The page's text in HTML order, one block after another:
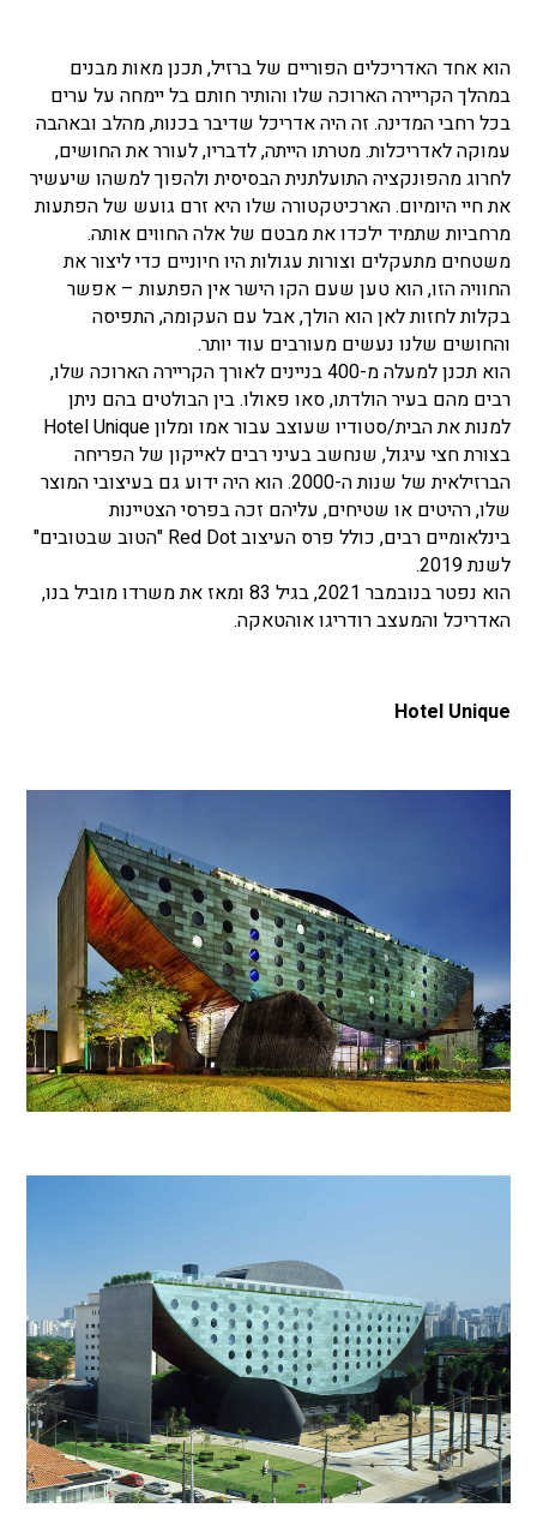
הוא אחד האדריכלים הפוריים של ברזיל, תכנן מאות מבנים
במהלך הקריירה הארוכה שלו והותיר חותם בל יימחה על ערים
בכל רחבי המדינה. זה היה ​​אדריכל שדיבר בכנות, מהלב ובאהבה
עמוקה לאדריכלות. מטרתו הייתה, לדבריו, לעורר את החושים,
לחרוג מהפונקציה התועלתנית הבסיסית ולהפוך למשהו שיעשיר
את חיי היומיום. הארכיטקטורה שלו היא זרם גועש של הפתעות
מרחביות שתמיד ילכדו את מבטם של אלה החווים אותה.
משטחים מתעקלים וצורות עגולות היו חיוניים כדי ליצור את
החוויה הזו, הוא טען שעם הקו הישר אין הפתעות – אפשר
בקלות לחזות לאן הוא הולך, אבל עם העקומה, התפיסה
והחושים שלנו נעשים מעורבים עוד יותר.
הוא תכנן למעלה מ-400 בניינים לאורך הקריירה הארוכה שלו,
רבים מהם בעיר הולדתו, סאו פאולו. בין הבולטים בהם ניתן
למנות את הבית/סטודיו שעוצב עבור אמו ומלון Hotel Unique
בצורת חצי עיגול, שנחשב בעיני רבים לאייקון של הפריחה
הברזילאית של שנות ה-2000. הוא היה ידוע גם בעיצובי המוצר
שלו, רהיטים או שטיחים, עליהם זכה בפרסי הצטיינות
בינלאומיים רבים, כולל פרס העיצוב Red Dot "הטוב שבטובים"
לשנת 2019.
הוא נפטר בנובמבר 2021, בגיל 83 ומאז את משרדו מוביל בנו,
האדריכל והמעצב רודריגו אוהטאקה.
Hotel Unique